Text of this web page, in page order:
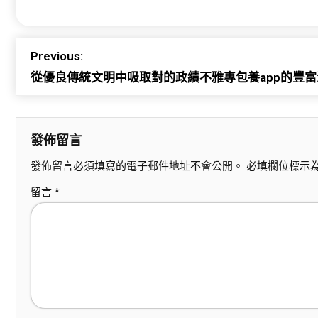
Previous:
從優良傳統文明中吸取對的政績不雅專包養app的豐
發佈留言
發佈留言必須填寫的電子郵件地址不會公開。 必填欄位標示
留言 *